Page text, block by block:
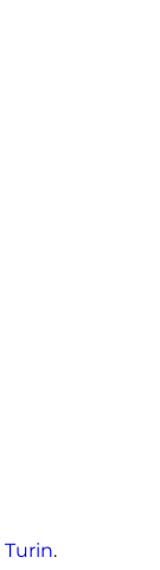
Turin.